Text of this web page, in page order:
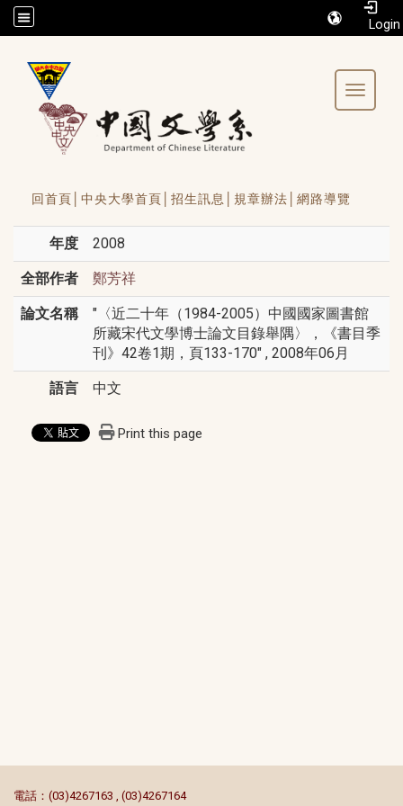
/accesskey"" title="Toolbar">:::
Toggle
回首頁│ 中央大學首頁│ 招生訊息│ 規章辦法│ 網路導覽
年度 2008
全部作者 鄭芳祥
論文名稱
"〈近二十年（1984-2005）中國國家圖書館
所藏宋代文學博士論文目錄舉隅〉，《書目季
刊》42卷1期，頁133-170" , 2008年06月
語言 中文
Print this page
電話：(03)4267163 , (03)4267164